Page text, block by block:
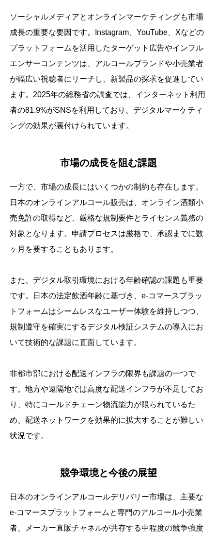
ソーシャルメディアとオンラインマーケティングも市場
成長の重要な要因です。Instagram、YouTube、Xなどの
プラットフォームを活用したターゲット広告やインフル
エンサーコンテンツは、アルコールブランドや小売業者
が幅広い視聴者にリーチし、新製品の探求を促進してい
ます。2025年の総務省の調査では、インターネット利用
者の81.9%がSNSを利用しており、デジタルマーケティ
ングの効果が裏付けられています。
市場の成長を阻む課題
一方で、市場の成長にはいくつかの制約も存在します。
日本のオンラインアルコール販売は、オンライン酒類小
売免許の取得など、厳格な規制要件とライセンス義務の
対象となります。申請プロセスは厳格で、承認までに数
ヶ月を要することもあります。
また、デジタル取引環境における年齢確認の課題も重要
です。日本の法定飲酒年齢に基づき、e-コマースプラッ
トフォームはシームレスなユーザー体験を維持しつつ、
規制遵守を確実にするデジタル検証システムの導入にお
いて技術的な課題に直面しています。
非都市部における配送インフラの限界も課題の一つで
す。地方や遠隔地では高度な配送インフラが不足してお
り、特にコールドチェーン物流能力が限られているた
め、配送ネットワークを効果的に拡大することが難しい
状況です。
競争環境と今後の展望
日本のオンラインアルコールデリバリー市場は、主要な
e-コマースプラットフォームと専門のアルコール小売業
者、メーカー直販チャネルが共存する中程度の競争強度